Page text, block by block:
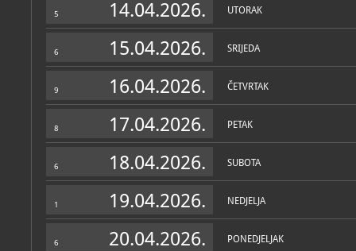
5 14.04.2026. UTORAK
6 15.04.2026. SRIJEDA
9 16.04.2026. ČETVRTAK
8 17.04.2026. PETAK
6 18.04.2026. SUBOTA
1 19.04.2026. NEDJELJA
6 20.04.2026. PONEDJELJAK